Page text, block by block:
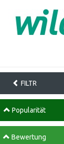
FILTR
Popularität
Bewertung